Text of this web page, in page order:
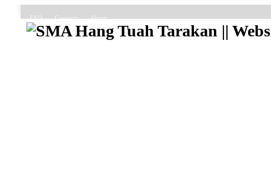
FAQ Contacts About